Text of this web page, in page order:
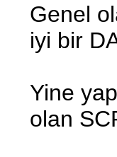
Genel
iyi bir
Yine
olan